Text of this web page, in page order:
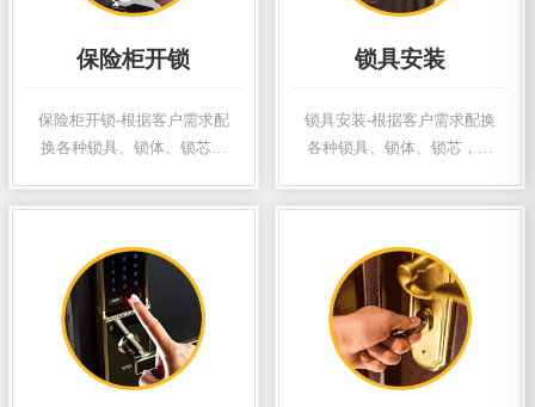
保险柜开锁
保险柜开锁-根据客户需求配
换各种锁具、锁体、锁芯，
锁具安装
锁具安装-根据客户需求配换
各种锁具、锁体、锁芯，配